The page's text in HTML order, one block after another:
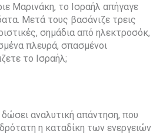
Μαρινάκη, το Ισραήλ απήγαγε
Μετά τους βασάνιζε τρεις
σημάδια από ηλεκτροσόκ,
πλευρά, σπασμένοι
το Ισραήλ;
αναλυτική απάντηση, που
η καταδίκη των ενεργειών